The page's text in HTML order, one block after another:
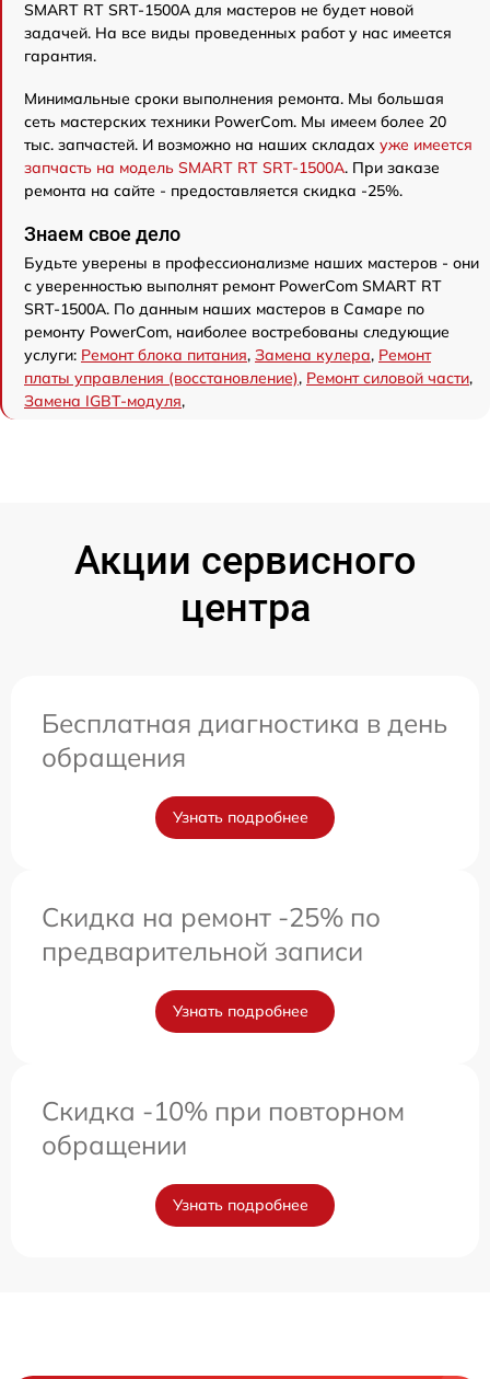
SMART RT SRT-1500A для мастеров не будет новой
задачей. На все виды проведенных работ у нас имеется
гарантия.
Минимальные сроки выполнения ремонта. Мы большая
сеть мастерских техники PowerCom. Мы имеем более 20
тыс. запчастей. И возможно на наших складах уже имеется
запчасть на модель SMART RT SRT-1500A. При заказе
ремонта на сайте - предоставляется скидка -25%.
Знаем свое дело
Будьте уверены в профессионализме наших мастеров - они
с уверенностью выполнят ремонт PowerCom SMART RT
SRT-1500A. По данным наших мастеров в Самаре по
ремонту PowerCom, наиболее востребованы следующие
услуги: Ремонт блока питания, Замена кулера, Ремонт
платы управления (восстановление), Ремонт силовой части,
Замена IGBT-модуля,
Акции сервисного
центра
Бесплатная диагностика в день
обращения
Узнать подробнее
Скидка на ремонт -25% по
предварительной записи
Узнать подробнее
Скидка -10% при повторном
обращении
Узнать подробнее